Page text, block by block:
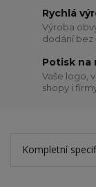
Rychlá
Výroba
dodání bez
Potisk na
Vaše logo,
shopy i
Kompletní